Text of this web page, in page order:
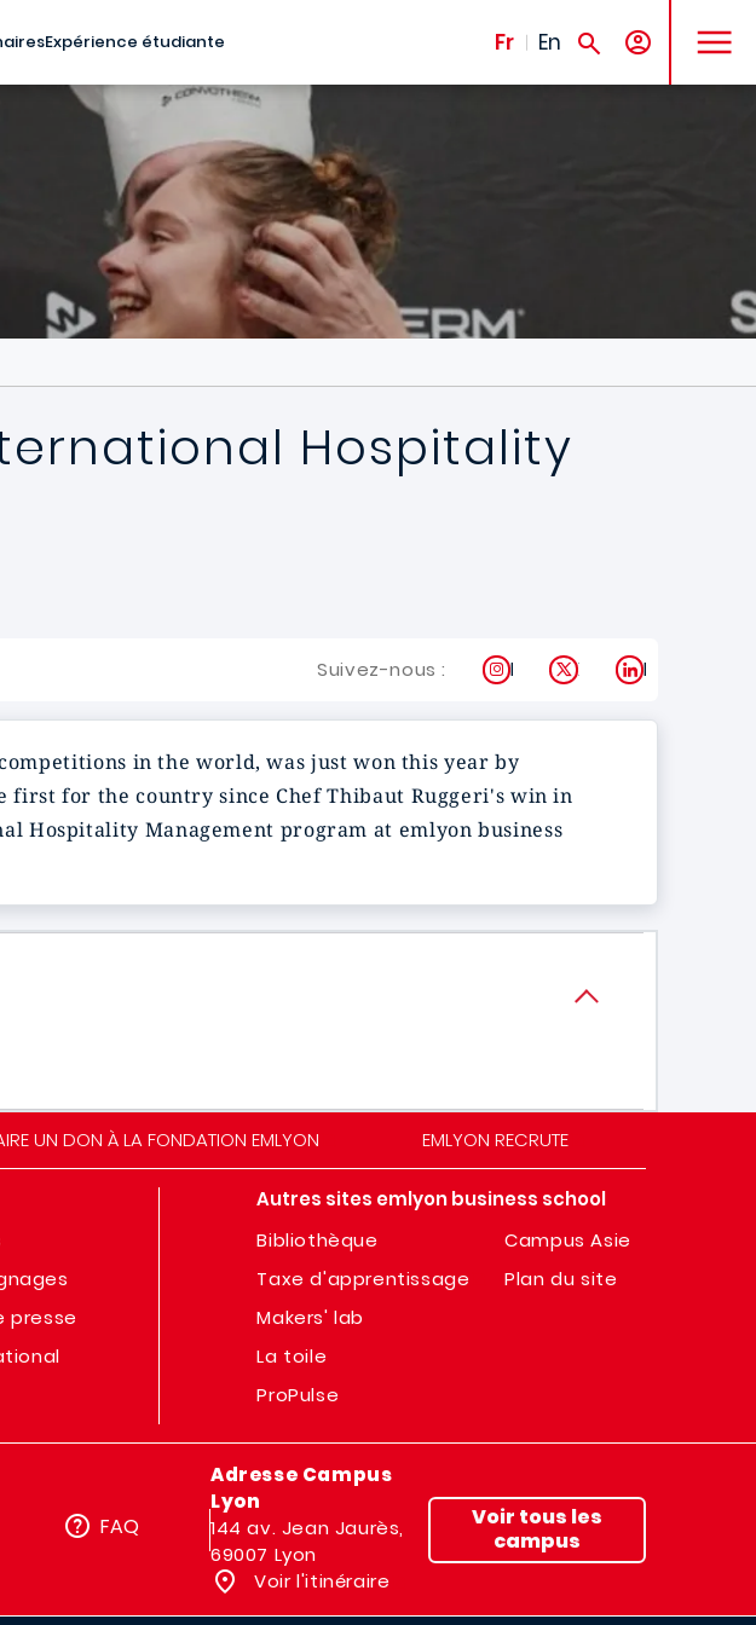
Expérience étudiante Fr En
MENU
Hospitality
Suivez-nous : Instagram
X LinkedIn
in the world, was just won this year by
first for the country since Chef Thibaut Ruggeri's win in
Hospitality Management program at emlyon business
UN DON À LA FONDATION EMLYON EMLYON RECRUTE
presse
Autres sites emlyon business school
Bibliothèque
Taxe d'apprentissage
Makers' lab
La toile
ProPulse
Campus Asie
Plan du site
FAQ
Adresse Campus
Lyon
144 av. Jean Jaurès,
69007 Lyon
Voir l'itinéraire
Voir tous les
campus